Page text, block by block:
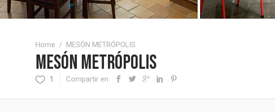
Home / MESÓN METRÓPOLIS
MESÓN METRÓPOLIS
1 Compartir en